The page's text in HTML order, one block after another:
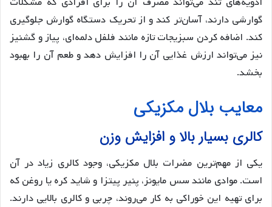
گوارشی دارند، آسان‌تر کند و از تحریک دستگاه گوارش جلوگیری
کند. اضافه کردن سبزیجات تازه مانند فلفل دلمه‌ای، پیاز و گشنیز
نیز می‌تواند ارزش غذایی آن را افزایش دهد و طعم آن را بهبود
بخشد.
معایب بلال مکزیکی
کالری بسیار بالا و افزایش وزن
یکی از مهم‌ترین مضرات بلال مکزیکی، وجود کالری زیاد در آن
است. موادی مانند سس مایونز، پنیر پیتزا و شاید کره یا روغن که
برای تهیه این خوراکی به کار می‌روند، چربی و کالری بالایی دارند.